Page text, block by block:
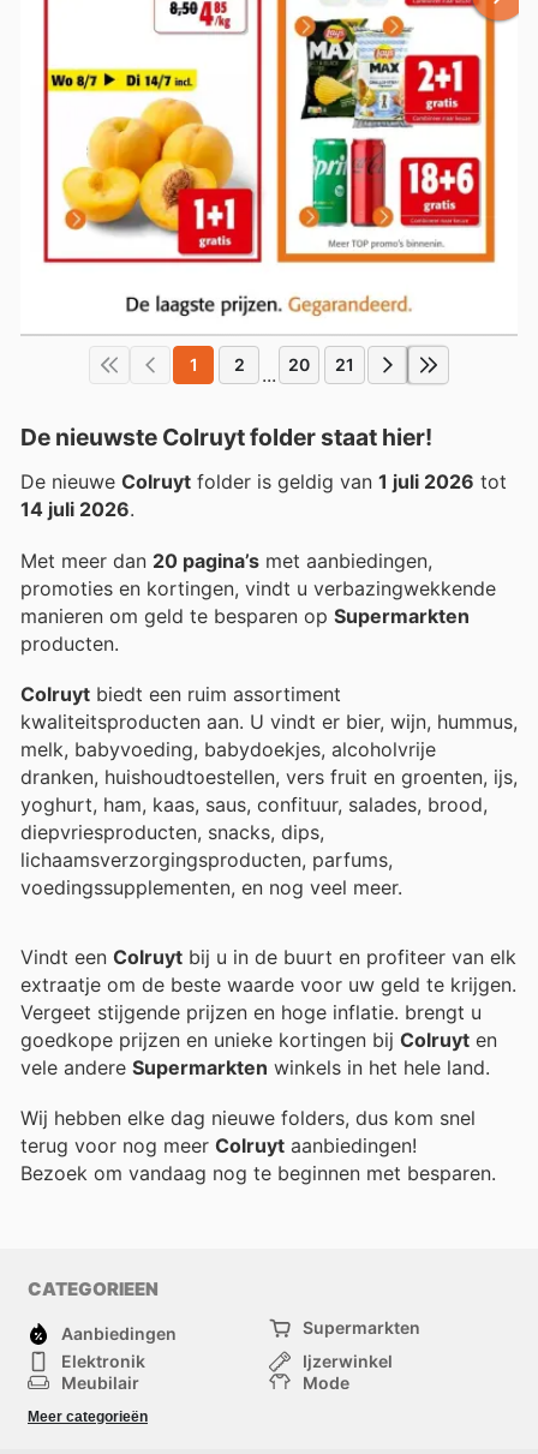
1 2 ... 20 21
De nieuwste Colruyt folder staat hier!
De nieuwe Colruyt folder is geldig van 1 juli 2026 tot
14 juli 2026.
Met meer dan 20 pagina’s met aanbiedingen,
promoties en kortingen, vindt u verbazingwekkende
manieren om geld te besparen op Supermarkten
producten.
Colruyt biedt een ruim assortiment
kwaliteitsproducten aan. U vindt er bier, wijn, hummus,
melk, babyvoeding, babydoekjes, alcoholvrije
dranken, huishoudtoestellen, vers fruit en groenten, ijs,
yoghurt, ham, kaas, saus, confituur, salades, brood,
diepvriesproducten, snacks, dips,
lichaamsverzorgingsproducten, parfums,
voedingssupplementen, en nog veel meer.
Vindt een Colruyt bij u in de buurt en profiteer van elk
extraatje om de beste waarde voor uw geld te krijgen.
Vergeet stijgende prijzen en hoge inflatie. brengt u
goedkope prijzen en unieke kortingen bij Colruyt en
vele andere Supermarkten winkels in het hele land.
Wij hebben elke dag nieuwe folders, dus kom snel
terug voor nog meer Colruyt aanbiedingen!
Bezoek om vandaag nog te beginnen met besparen.
CATEGORIEEN
Aanbiedingen
Supermarkten
Elektronik
Ijzerwinkel
Meubilair
Mode
Schoonheid
Meer categorieën